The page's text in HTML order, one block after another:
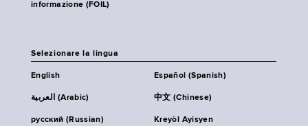
informazione (FOIL)
Selezionare la lingua
English Español (Spanish)
العربية (Arabic) 中文 (Chinese)
русский (Russian)
Kreyòl Ayisyen